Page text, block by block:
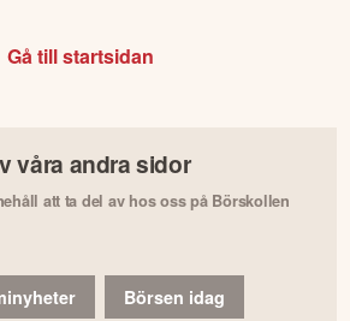
Gå till startsidan
våra andra sidor
att ta del av hos oss på Börskollen
Börsen idag